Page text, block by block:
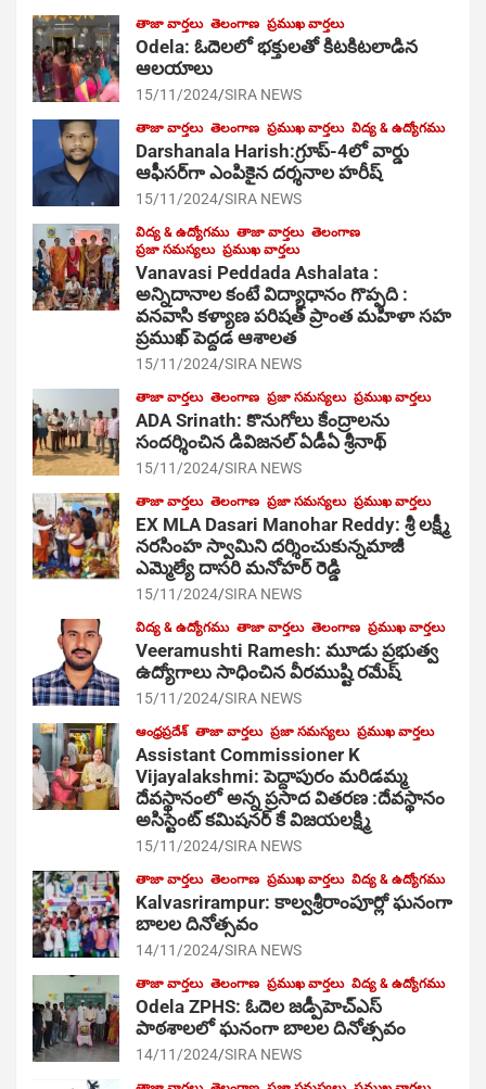
తాజా వార్తలు తెలంగాణ ప్రముఖ వార్తలు
Odela: ఓదెల‌లో భక్తులతో కిటకిటలాడిన
ఆల‌యాలు
15/11/2024 SIRA NEWS
తాజా వార్తలు తెలంగాణ ప్రముఖ వార్తలు విద్య & ఉద్యోగము
Darshanala Harish:గ్రూప్-4లో వార్డు
ఆఫీసర్‌గా ఎంపికైన దర్శనాల హరీష్
15/11/2024 SIRA NEWS
విద్య & ఉద్యోగము తాజా వార్తలు తెలంగాణ
ప్రజా సమస్యలు ప్రముఖ వార్తలు
Vanavasi Peddada Ashalata :
అన్నిదానాల కంటే విద్యాధానం గొప్పది :
వనవాసి కళ్యాణ పరిషత్ ప్రాంత మహిళా సహ
ప్రముఖ్ పెద్దడ ఆశాలత
15/11/2024 SIRA NEWS
తాజా వార్తలు తెలంగాణ ప్రజా సమస్యలు ప్రముఖ వార్తలు
ADA Srinath: కొనుగోలు కేంద్రాల‌ను
సంద‌ర్శించిన డివిజనల్ ఏడీఏ శ్రీనాథ్
15/11/2024 SIRA NEWS
తాజా వార్తలు తెలంగాణ ప్రజా సమస్యలు ప్రముఖ వార్తలు
EX MLA Dasari Manohar Reddy: శ్రీ లక్ష్మీ
నరసింహ స్వామిని దర్శించుకున్నమాజీ
ఎమ్మెల్యే దాసరి మనోహర్ రెడ్డి
15/11/2024 SIRA NEWS
విద్య & ఉద్యోగము తాజా వార్తలు తెలంగాణ ప్రముఖ వార్తలు
Veeramushti Ramesh: మూడు ప్రభుత్వ
ఉద్యోగాలు సాధించిన వీరముష్టి రమేష్
15/11/2024 SIRA NEWS
ఆంధ్రప్రదేశ్ తాజా వార్తలు ప్రజా సమస్యలు ప్రముఖ వార్తలు
Assistant Commissioner K
Vijayalakshmi: పెద్దాపురం మరిడమ్మ
దేవస్థానంలో అన్న ప్రసాద వితరణ :దేవస్థానం
అసిస్టెంట్ కమిషనర్ కే విజయలక్ష్మి
15/11/2024 SIRA NEWS
తాజా వార్తలు తెలంగాణ ప్రముఖ వార్తలు విద్య & ఉద్యోగము
Kalvasrirampur: కాల్వశ్రీరాంపూర్లో ఘనంగా
బాలల దినోత్సవం
14/11/2024 SIRA NEWS
తాజా వార్తలు తెలంగాణ ప్రముఖ వార్తలు విద్య & ఉద్యోగము
Odela ZPHS: ఓదెల జ‌డ్పీహెచ్ఎస్
పాఠ‌శాల‌లో ఘనంగా బాలల దినోత్సవం
14/11/2024 SIRA NEWS